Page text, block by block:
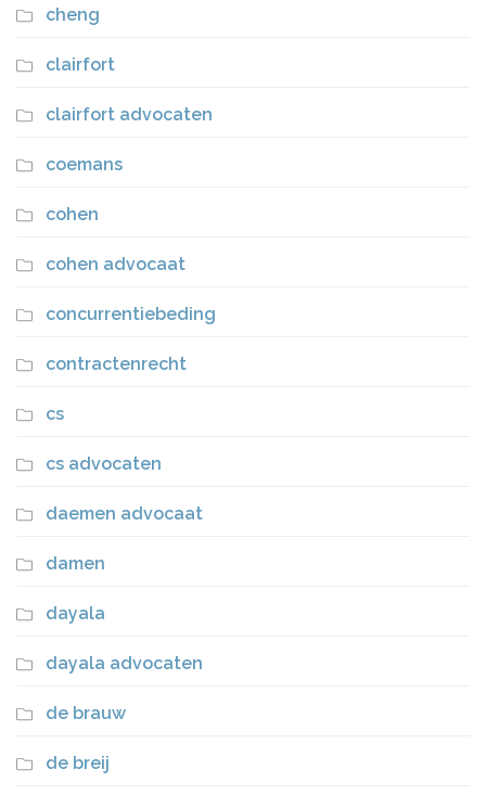
cheng
clairfort
clairfort advocaten
coemans
cohen
cohen advocaat
concurrentiebeding
contractenrecht
cs
cs advocaten
daemen advocaat
damen
dayala
dayala advocaten
de brauw
de breij